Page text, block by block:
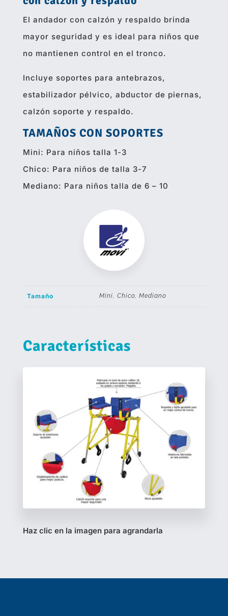
El andador con calzón y respaldo brinda
mayor seguridad y es ideal para niños que
no mantienen control en el tronco.
Incluye soportes para antebrazos,
estabilizador pélvico, abductor de piernas,
calzón soporte y respaldo.
TAMAÑOS CON SOPORTES
Mini: Para niños talla 1-3
Chico: Para niños de talla 3-7
Mediano: Para niños talla de 6 – 10
Tamaño Mini, Chico, Mediano
Características
Haz clic en la imagen para agrandarla